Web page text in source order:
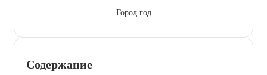
Город год
Содержание